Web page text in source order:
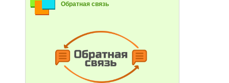
Обратная связь